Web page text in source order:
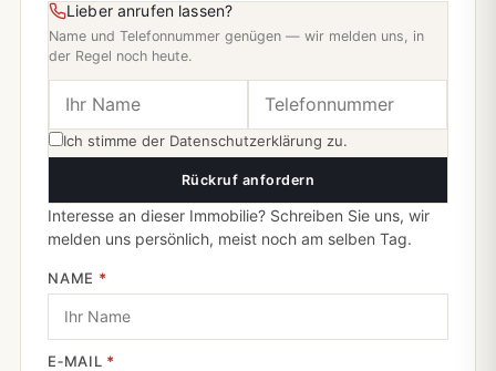
Lieber anrufen lassen?
Name und Telefonnummer genügen — wir melden uns, in
der Regel noch heute.
Ich stimme der Datenschutzerklärung zu.
Rückruf anfordern
Interesse an dieser Immobilie? Schreiben Sie uns, wir
melden uns persönlich, meist noch am selben Tag.
NAME *
E‑MAIL *